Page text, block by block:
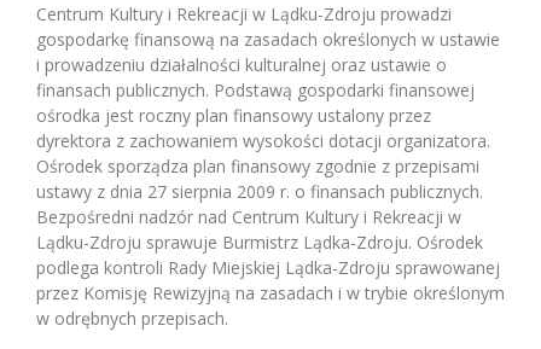
Centrum Kultury i Rekreacji w Lądku-Zdroju prowadzi
gospodarkę finansową na zasadach określonych w ustawie
i prowadzeniu działalności kulturalnej oraz ustawie o
finansach publicznych. Podstawą gospodarki finansowej
ośrodka jest roczny plan finansowy ustalony przez
dyrektora z zachowaniem wysokości dotacji organizatora.
Ośrodek sporządza plan finansowy zgodnie z przepisami
ustawy z dnia 27 sierpnia 2009 r. o finansach publicznych.
Bezpośredni nadzór nad Centrum Kultury i Rekreacji w
Lądku-Zdroju sprawuje Burmistrz Lądka-Zdroju. Ośrodek
podlega kontroli Rady Miejskiej Lądka-Zdroju sprawowanej
przez Komisję Rewizyjną na zasadach i w trybie określonym
w odrębnych przepisach.